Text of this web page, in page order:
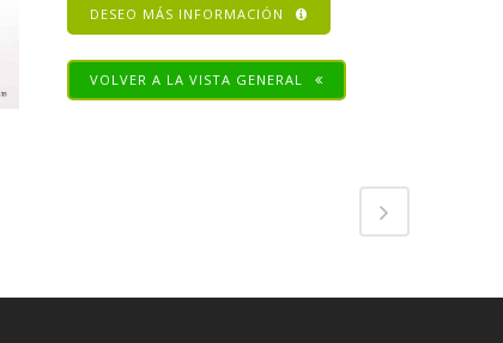
DESEO MÁS INFORMACIÓN
VOLVER A LA VISTA GENERAL